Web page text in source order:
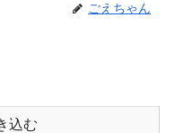
ごえちゃん
込む